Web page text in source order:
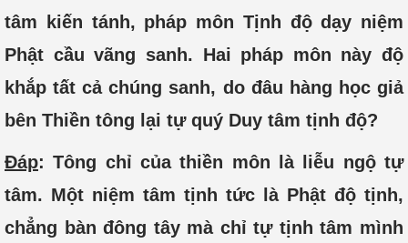
tâm kiến tánh, pháp môn Tịnh độ dạy niệm
Phật cầu vãng sanh. Hai pháp môn này độ
khắp tất cả chúng sanh, do đâu hàng học giả
bên Thiền tông lại tự quý Duy tâm tịnh độ?
Đáp: Tông chỉ của thiền môn là liễu ngộ tự
tâm. Một niệm tâm tịnh tức là Phật độ tịnh,
chẳng bàn đông tây mà chỉ tự tịnh tâm mình